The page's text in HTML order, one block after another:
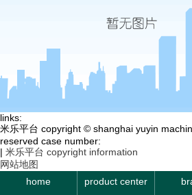
links:
米乐平台 copyright © shanghai yuyin
reserved case number:
| 米乐平台 copyright information
home product center
网站地图